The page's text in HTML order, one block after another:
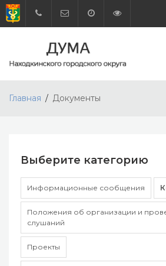
Главная Документы
Выберите категорию
Информационные сообщения
Положения об организации и
слушаний
Проекты